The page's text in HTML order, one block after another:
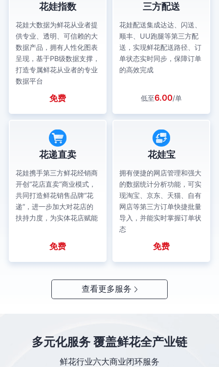
花娃指数
花娃大数据为鲜花从业者提
供专业、透明、可信赖的大
数据产品，拥有人性化图表
呈现，基于PB级数据支撑，
打造专属鲜花从业者的专业
数据平台
免费
三方配送
花娃配送集成达达、闪送、
顺丰、UU跑腿等第三方配
送，实现鲜花配送路径、订
单状态实时同步，保障订单
的高效完成
低至6.00/单
花递直卖
花娃携手第三方鲜花经销商
开创“花店直卖”商业模式，
共同打造鲜花销售品牌“花
递”，进一步加大对花店的
扶持力度，为实体花店赋能
免费
花娃宝
拥有便捷的网店管理和强大
的数据统计分析功能，可实
现淘宝、京东、天猫、自有
网店等第三方订单快捷批量
导入，并能实时掌握订单状
态
免费
查看更多服务
多元化服务 覆盖鲜花全产业链
鲜花行业六大商业闭环服务